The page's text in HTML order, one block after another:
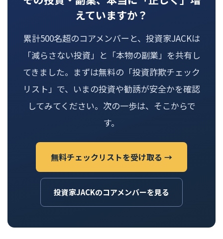
えていますか？
累計500名超のコアメンバーと、投資家JACKは
「減らさない投資」と「本物の副業」を共有し
てきました。まずは無料の「投資詐欺チェック
リスト」で、いまの投資や勧誘が安全かを確認
してみてください。次の一歩は、そこからで
す。
無料チェックリストを受け取る →
投資家JACKのコアメンバーを見る